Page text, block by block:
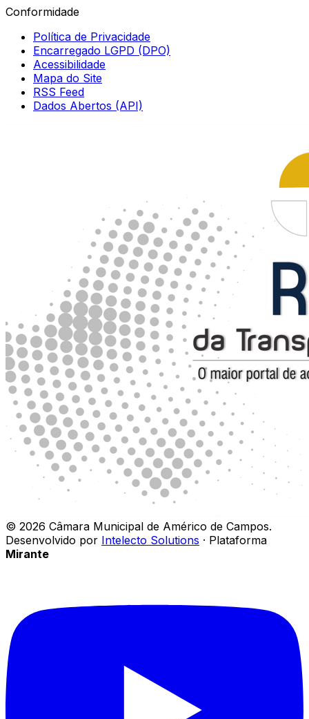
Conformidade
Política de Privacidade
Encarregado LGPD (DPO)
Acessibilidade
Mapa do Site
RSS Feed
Dados Abertos (API)
© 2026 Câmara Municipal de Américo de Campos.
Desenvolvido por Intelecto Solutions · Plataforma
Mirante